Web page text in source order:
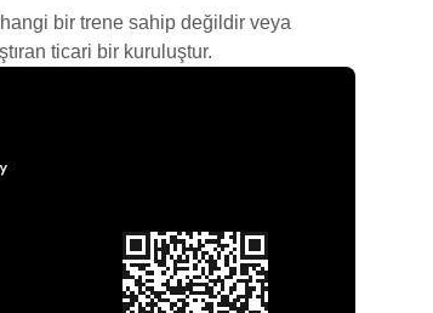
bir trene sahip değildir veya
ticari bir kuruluştur.